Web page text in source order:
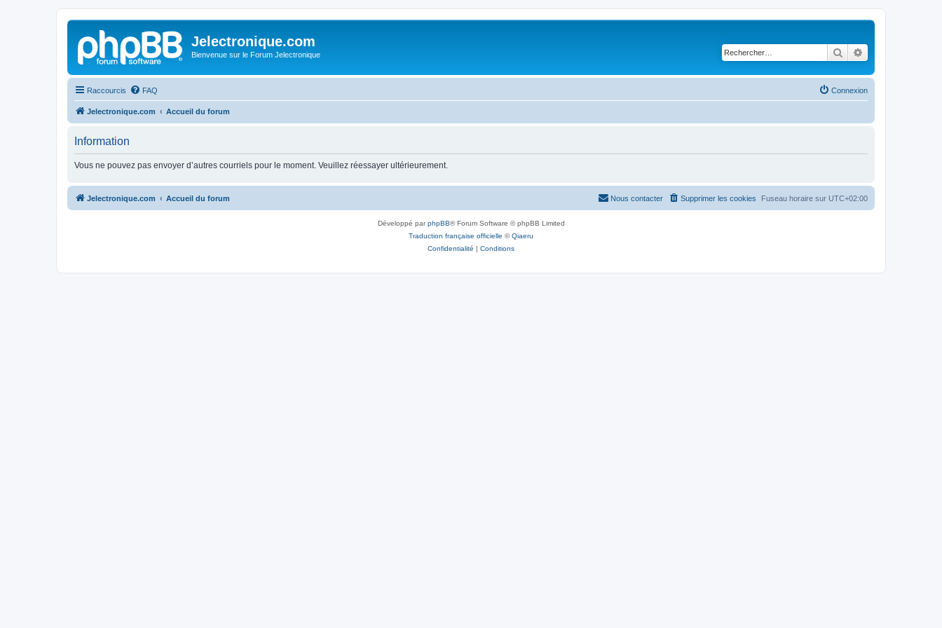
Jelectronique.com
Bienvenue sur le Forum Jelectronique Rechercher
Raccourcis FAQ Connexion
Jelectronique.com Accueil du forum
Information
Vous ne pouvez pas envoyer d’autres courriels pour le moment. Veuillez réessayer ultérieurement.
Jelectronique.com Accueil du forum Fuseau horaire sur UTC+02:00
Supprimer les cookies
Nous contacter
Développé parphpBB® Forum Software © phpBB Limited
Traduction française officielle ©Qiaeru
Confidentialité | Conditions